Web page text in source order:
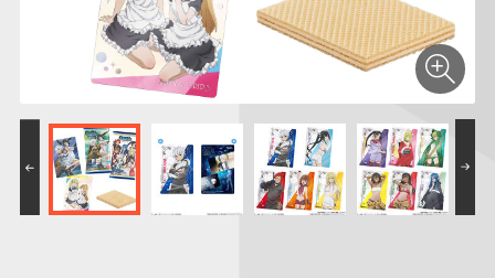
PROJECT R.E.D.・
スーパー戦隊シリー
ズ
ポケットモンスター
サンリオキャラクタ
ーズ
つりグミ SMPシリーズ キャラデコ